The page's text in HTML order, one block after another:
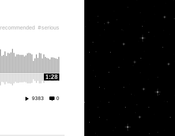
recommended serious
1:28
9383 0